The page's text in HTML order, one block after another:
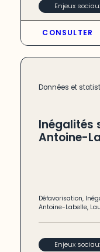
Enjeux
CONSULTER
Données et
Inégalités
Antoine-
Défavorisation,
Antoine-Labelle,
Enjeux